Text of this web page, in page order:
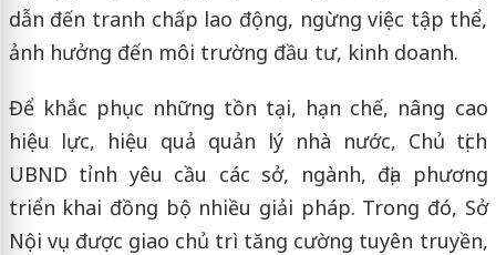
dẫn đến tranh chấp lao động, ngừng việc tập thể,
ảnh hưởng đến môi trường đầu tư, kinh doanh.
Để khắc phục những tồn tại, hạn chế, nâng cao
hiệu lực, hiệu quả quản lý nhà nước, Chủ tịch
UBND tỉnh yêu cầu các sở, ngành, địa phương
triển khai đồng bộ nhiều giải pháp. Trong đó, Sở
Nội vụ được giao chủ trì tăng cường tuyên truyền,